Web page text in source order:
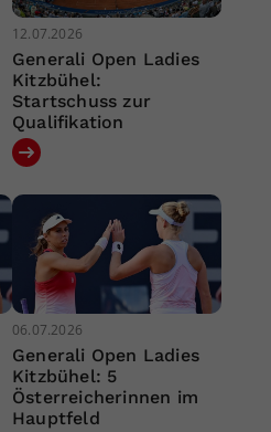
12.07.2026
Generali Open Ladies
Kitzbühel:
Startschuss zur
Qualifikation
06.07.2026
Generali Open Ladies
Kitzbühel: 5
Österreicherinnen im
Hauptfeld